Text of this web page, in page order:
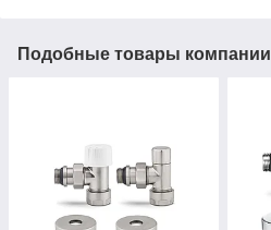
Подобные товары компании